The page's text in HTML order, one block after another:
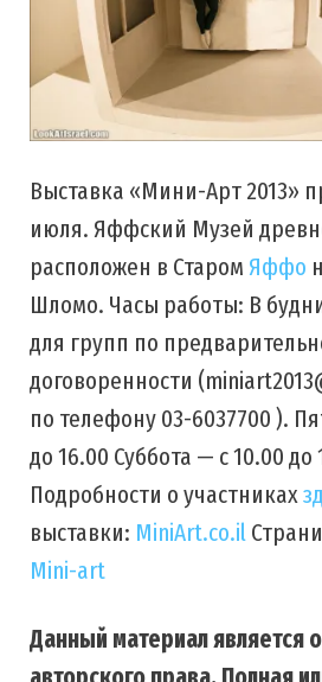
Выставка «Мини-Арт 2013»
июля. Яффский Музей
расположен в Старом Яффо
Шломо. Часы работы: В
для групп по
договоренности
по телефону 03-6037700 ).
до 16.00 Суббота — с 10.00 до
Подробности о участниках
выставки: MiniArt.co.il
Mini-art
Данный материал является